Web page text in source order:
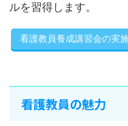
ルを習得します。
看護教員養成講習会の実
看護教員の魅力